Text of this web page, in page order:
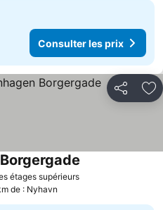
Consulter les prix
Partager
étages supérieurs
de : Nyhavn